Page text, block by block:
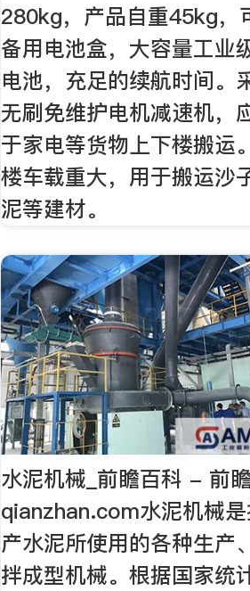
280kg，产品自重45kg，
备用电池盒，大容量工业
电池，充足的续航时间。
无刷免维护电机减速机，
于家电等货物上下楼搬运
楼车载重大，用于搬运沙
泥等建材。
水泥机械_前瞻百科 - 前
qianzhan.com水泥机械
产水泥所使用的各种生产
拌成型机械。根据国家统